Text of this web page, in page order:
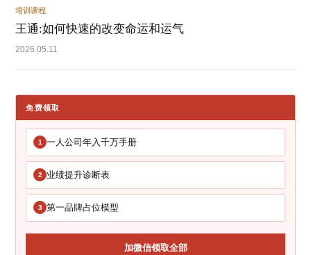
培训课程
王通:如何快速的改变命运和运气
2026.05.11
免费领取
1 一人公司年入千万手册
2 业绩提升诊断表
3 第一品牌占位模型
加微信领取全部